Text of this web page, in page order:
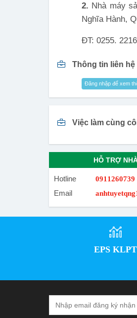
2. Nhà máy
Nghĩa Hành,
ĐT: 0255.
Thông tin liên hệ
Đăng nhập để xem
Việc làm cùng
HỖ TRỢ
Hotline 0911260739
Email
EPS KLPT